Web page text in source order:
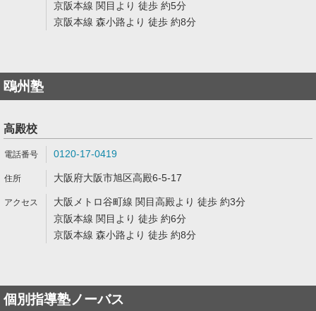
京阪本線 関目より 徒歩 約5分
京阪本線 森小路より 徒歩 約8分
鴎州塾
高殿校
0120-17-0419
大阪府大阪市旭区高殿6-5-17
大阪メトロ谷町線 関目高殿より 徒歩 約3分
京阪本線 関目より 徒歩 約6分
京阪本線 森小路より 徒歩 約8分
個別指導塾ノーバス